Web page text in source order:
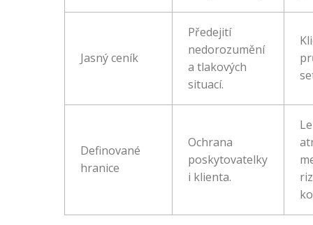
Jasný ceník
Předejití
nedorozumění
a tlakových
situací.
Definované
hranice
Ochrana
poskytovatelky
i klienta.